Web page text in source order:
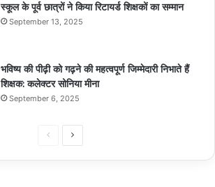
स्कूल के पूर्व छात्रों ने किया रिटायर्ड शिक्षकों का सम्मान
September 13, 2025
भविष्य की पीढ़ी को गढ़ने की महत्वपूर्ण जिम्मेदारी निभाते हैं
शिक्षक: कलेक्टर सोनिया मीना
September 6, 2025
PreviousNext